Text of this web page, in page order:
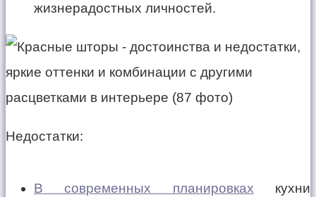
жизнерадостных личностей.
Недостатки:
В современных планировках кухни